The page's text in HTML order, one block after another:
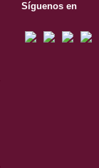
Síguenos en